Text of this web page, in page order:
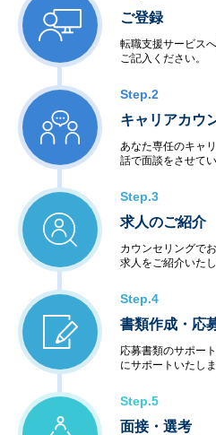
ご登録
転職支援サービス
ご記入ください。
Step.2
キャリアカウ
あなた専任のキャ
話で面談をさせて
Step.3
求人のご紹介
カウンセリングで
求人をご紹介いたし
Step.4
書類作成・応
応募書類のサポー
にサポートいたしま
Step.5
面接・選考